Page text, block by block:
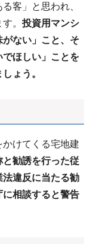
客」と思われ、
。 投資用マンシ
がない」こと、そ
でほしい」ことを
ょう。
けてくる宅地建
勧誘を行った従
違反に当たる勧
相談すると警告